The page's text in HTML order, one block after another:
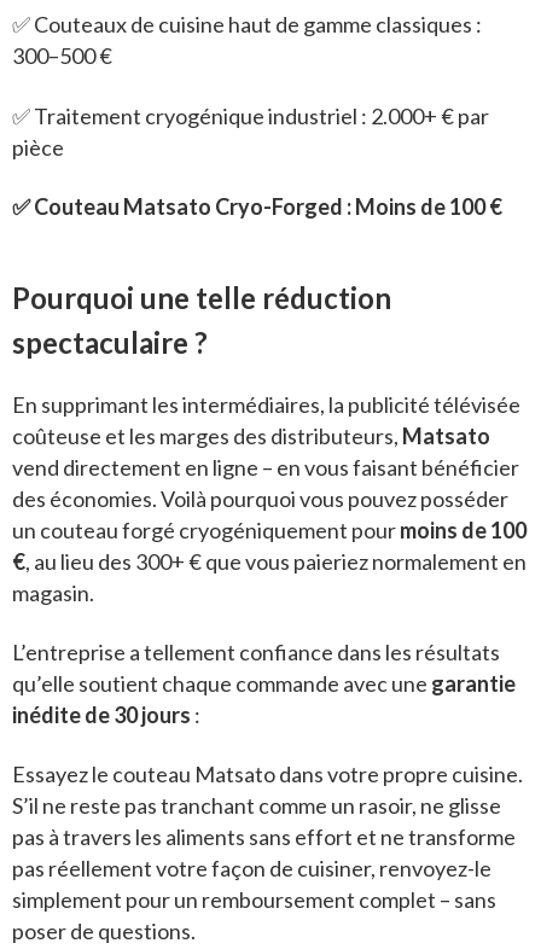
✅ Couteaux de cuisine haut de gamme classiques :
300–500 €
✅ Traitement cryogénique industriel : 2.000+ € par
pièce
✅ Couteau Matsato Cryo-Forged : Moins de 100 €
Pourquoi une telle réduction
spectaculaire ?
En supprimant les intermédiaires, la publicité télévisée
coûteuse et les marges des distributeurs, Matsato
vend directement en ligne – en vous faisant bénéficier
des économies. Voilà pourquoi vous pouvez posséder
un couteau forgé cryogéniquement pourmoins de 100
€, au lieu des 300+ € que vous paieriez normalement en
magasin.
L’entreprise a tellement confiance dans les résultats
qu’elle soutient chaque commande avec une garantie
inédite de 30 jours :
Essayez le couteau Matsato dans votre propre cuisine.
S’il ne reste pas tranchant comme un rasoir, ne glisse
pas à travers les aliments sans effort et ne transforme
pas réellement votre façon de cuisiner, renvoyez-le
simplement pour un remboursement complet – sans
poser de questions.